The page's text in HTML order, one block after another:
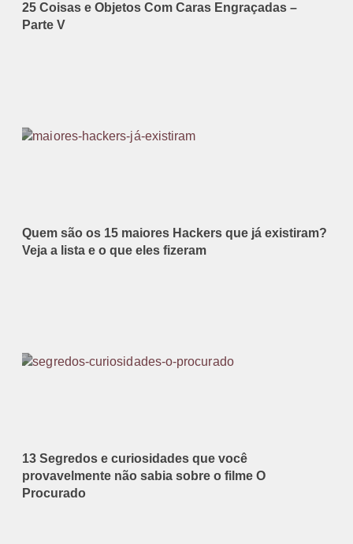
25 Coisas e Objetos Com Caras Engraçadas –
Parte V
Quem são os 15 maiores Hackers que já existiram?
Veja a lista e o que eles fizeram
13 Segredos e curiosidades que você
provavelmente não sabia sobre o filme O
Procurado